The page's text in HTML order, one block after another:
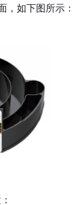
，如下图所示：